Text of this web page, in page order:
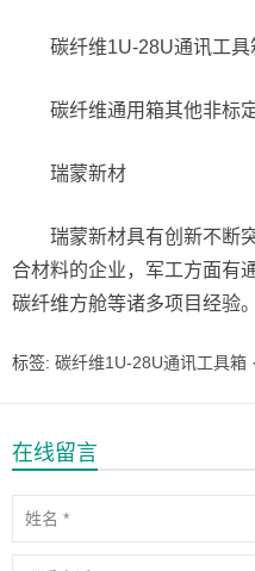
碳纤维1U-28U通讯工具
碳纤维通用箱其他非标
瑞蒙新材
瑞蒙新材具有创新不断
合材料的企业，军工方面有
碳纤维方舱等诸多项目经验。
标签: 碳纤维1U-28U通讯工具箱 ·
在线留言